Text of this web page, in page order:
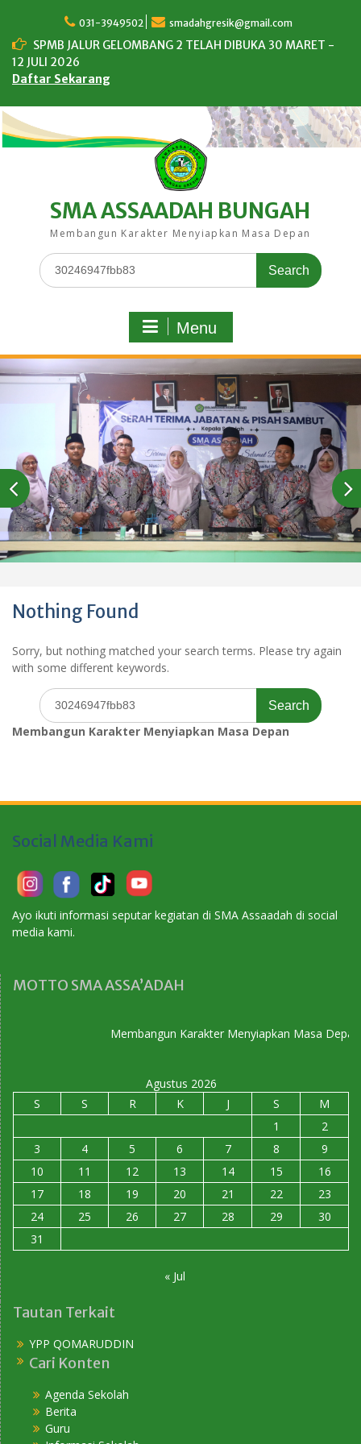
content
031-3949502 smadahgresik@gmail.com
SPMB JALUR GELOMBANG 2 TELAH DIBUKA 30 MARET -
12 JULI 2026
Daftar Sekarang
SMA ASSAADAH BUNGAH
Membangun Karakter Menyiapkan Masa Depan
Search
for:
Menu
Nothing Found
Sorry, but nothing matched your search terms. Please try again
with some different keywords.
Search
for:
Membangun Karakter Menyiapkan Masa Depan
Social Media Kami
Ayo ikuti informasi seputar kegiatan di SMA Assaadah di social
media kami.
MOTTO SMA ASSA’ADAH
Membangun Karakter Menyiapkan Masa Depan
Agustus 2026
S
S R K J S
M
1
2
3
4 5 6 7 8
9
10
11 12 13 14 15
16
17
18 19 20 21 22
23
24
25 26 27 28 29
30
31
« Jul
Tautan Terkait
YPP QOMARUDDIN
Cari Konten
Agenda Sekolah
Berita
Guru